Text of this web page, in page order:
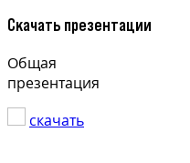
Скачать презентации
Общая
презентация
скачать